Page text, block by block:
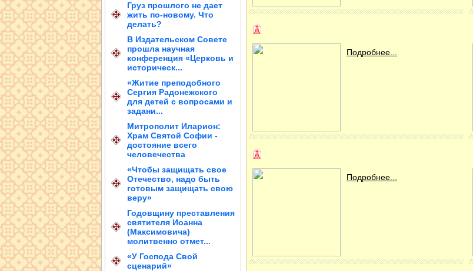
Груз прошлого не дает
жить по-новому. Что
делать?
В Издательском Совете
прошла научная
конференция «Церковь и
историческ...
«Житие преподобного
Сергия Радонежского
для детей с вопросами и
задани...
Митрополит Иларион:
Храм Святой Софии -
достояние всего
человечества
«Чтобы защищать свое
Отечество, надо быть
готовым защищать свою
веру»
Годовщину преставления
святителя Иоанна
(Максимовича)
молитвенно отмет...
«У Господа Свой
сценарий»
Подробнее...
Подробнее...